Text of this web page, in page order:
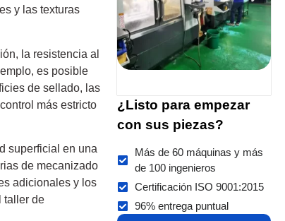
y las texturas
la resistencia al
es posible
de sellado, las
más estricto
superficial en una
de mecanizado
adicionales y los
taller de
¿Listo para empezar
con sus piezas?
Más de 60 máquinas y más
de 100 ingenieros
Certificación ISO 9001:2015
96% entrega puntual